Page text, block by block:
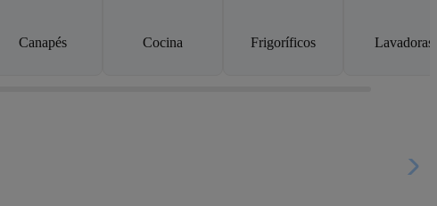
Canapés Cocina Frigoríficos Lavadoras